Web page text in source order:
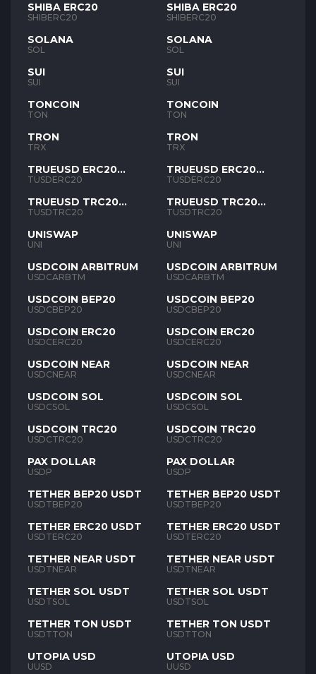
SHIBA ERC20
SHIBERC20
SOLANA
SOL
SUI
SUI
TONCOIN
TON
TRON
TRX
TRUEUSD ERC20
TUSD
TUSDERC20
TRUEUSD TRC20
TUSD
TUSDTRC20
UNISWAP
UNI
USDCOIN ARBITRUM
USDCARBTM
USDCOIN BEP20
USDCBEP20
USDCOIN ERC20
USDCERC20
USDCOIN NEAR
USDCNEAR
USDCOIN SOL
USDCSOL
USDCOIN TRC20
USDCTRC20
PAX DOLLAR
USDP
TETHER BEP20 USDT
USDTBEP20
TETHER ERC20 USDT
USDTERC20
TETHER NEAR USDT
USDTNEAR
TETHER SOL USDT
USDTSOL
TETHER TON USDT
USDTTON
UTOPIA USD
UUSD
SHIBA ERC20
SHIBERC20
SOLANA
SOL
SUI
SUI
TONCOIN
TON
TRON
TRX
TRUEUSD ERC20
TUSD
TUSDERC20
TRUEUSD TRC20
TUSD
TUSDTRC20
UNISWAP
UNI
USDCOIN ARBITRUM
USDCARBTM
USDCOIN BEP20
USDCBEP20
USDCOIN ERC20
USDCERC20
USDCOIN NEAR
USDCNEAR
USDCOIN SOL
USDCSOL
USDCOIN TRC20
USDCTRC20
PAX DOLLAR
USDP
TETHER BEP20 USDT
USDTBEP20
TETHER ERC20 USDT
USDTERC20
TETHER NEAR USDT
USDTNEAR
TETHER SOL USDT
USDTSOL
TETHER TON USDT
USDTTON
UTOPIA USD
UUSD